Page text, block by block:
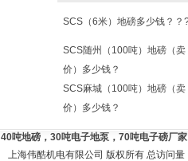
SCS（6米）地磅多少钱？？
SCS随州（100吨）地磅（卖
价）多少钱？
SCS麻城（100吨）地磅（卖
价）多少钱？
40吨地磅，30吨电子地泵，70吨电子磅厂
上海伟酷机电有限公司 版权所有 总访问量